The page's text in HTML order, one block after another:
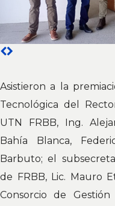
Asistieron a la
Tecnológica del
UTN FRBB, Ing.
Bahía Blanca,
Barbuto; el
de FRBB, Lic. Mauro
Consorcio de